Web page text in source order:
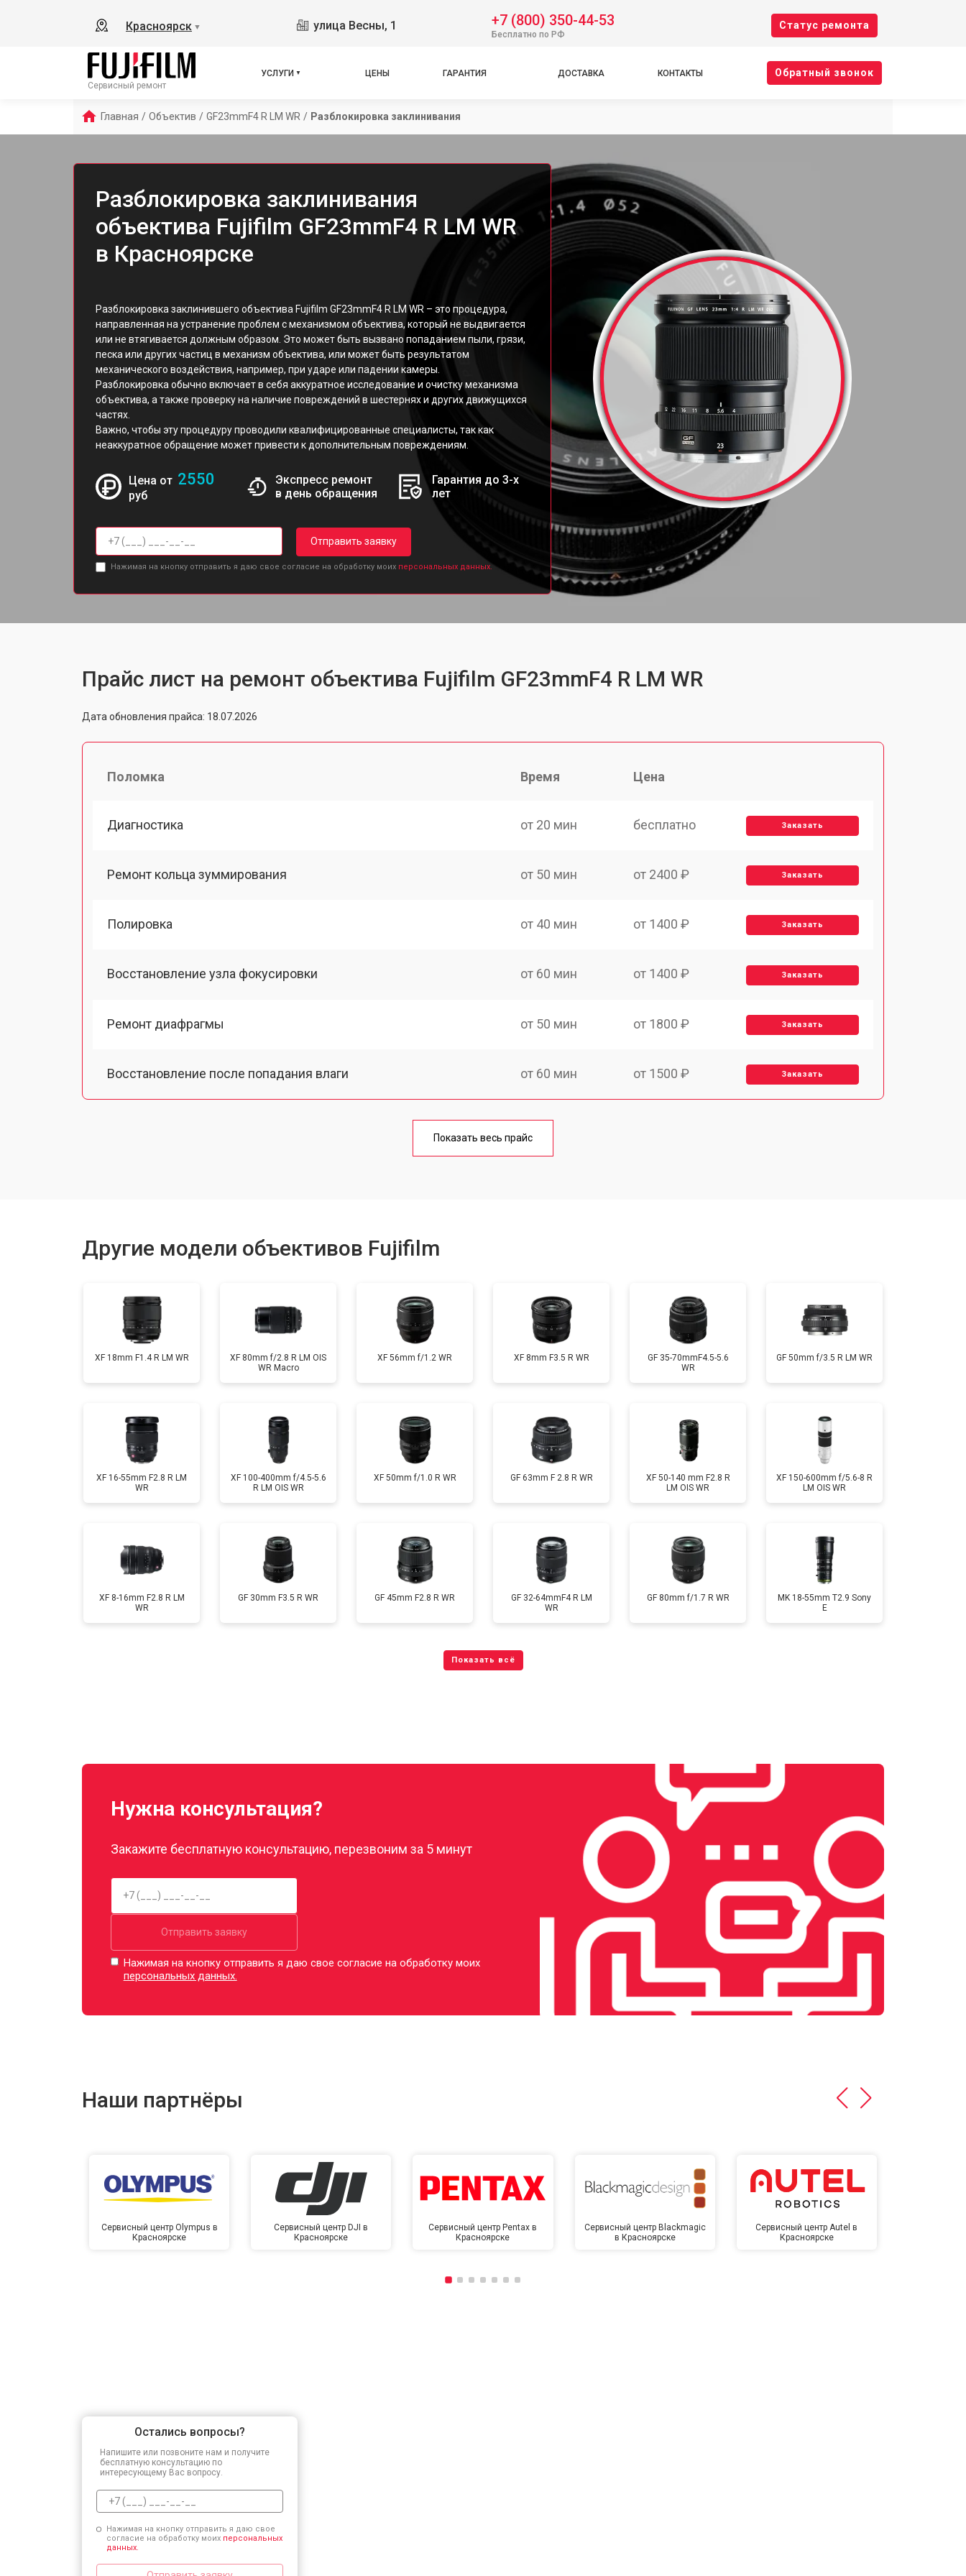
Красноярск ▼ улица Весны, 1 +7 (800) 350-44-53
Бесплатно по РФ
Cтатус ремонта
Сервисный ремонт
УСЛУГИ ЦЕНЫ ГАРАНТИЯ ДОСТАВКА КОНТАКТЫ Oбратный звонок
Главная / Объектив / GF23mmF4 R LM WR / Разблокировка заклинивания
Разблокировка заклинивания
объектива Fujifilm GF23mmF4 R LM WR
в Красноярске
Разблокировка заклинившего объектива Fujifilm GF23mmF4 R LM WR – это процедура,
направленная на устранение проблем с механизмом объектива, который не выдвигается
или не втягивается должным образом. Это может быть вызвано попаданием пыли, грязи,
песка или других частиц в механизм объектива, или может быть результатом
механического воздействия, например, при ударе или падении камеры.
Разблокировка обычно включает в себя аккуратное исследование и очистку механизма
объектива, а также проверку на наличие повреждений в шестернях и других движущихся
частях.
Важно, чтобы эту процедуру проводили квалифицированные специалисты, так как
неаккуратное обращение может привести к дополнительным повреждениям.
Цена от 2550
руб
Экспресс ремонт
в день обращения
Гарантия до 3-х
лет
Отправить заявку
Нажимая на кнопку отправить я даю свое согласие на обработку моих персональных данных.
Прайс лист на ремонт объектива Fujifilm GF23mmF4 R LM WR
Дата обновления прайса: 18.07.2026
Поломка Время Цена
Диагностика от 20 мин бесплатно Заказать
Ремонт кольца зуммирования от 50 мин от 2400 ₽ Заказать
Полировка от 40 мин от 1400 ₽ Заказать
Восстановление узла фокусировки от 60 мин от 1400 ₽ Заказать
Ремонт диафрагмы от 50 мин от 1800 ₽ Заказать
Восстановление после попадания влаги от 60 мин от 1500 ₽ Заказать
от 50 мин
Показать весь прайс
Другие модели объективов Fujifilm
XF 18mm F1.4 R LM WR
XF 80mm f/2.8 R LM OIS
WR Macro
XF 56mm f/1.2 WR XF 8mm F3.5 R WR
GF 35-70mmF4.5-5.6
WR
GF 50mm f/3.5 R LM WR
XF 16-55mm F2.8 R LM
WR
XF 100-400mm f/4.5-5.6
R LM OIS WR
XF 50mm f/1.0 R WR GF 63mm F 2.8 R WR
XF 50-140 mm F2.8 R
LM OIS WR
XF 150-600mm f/5.6-8 R
LM OIS WR
XF 8-16mm F2.8 R LM
WR
GF 30mm F3.5 R WR GF 45mm F2.8 R WR
GF 32-64mmF4 R LM
WR
GF 80mm f/1.7 R WR
MK 18-55mm T2.9 Sony
E
Нужна консультация?
Закажите бесплатную консультацию, перезвоним за 5 минут
Отправить заявку
Нажимая на кнопку отправить я даю свое согласие на обработку моих
персональных данных.
Наши партнёры
Сервисный центр Olympus в
Красноярске
Сервисный центр DJI в
Красноярске
Сервисный центр Pentax в
Красноярске
Сервисный центр Blackmagic
в Красноярске
Сервисный центр Autel в
Красноярске
Остались вопросы?
Напишите или позвоните нам и получите
бесплатную консультацию по
интересующему Вас вопросу.
Нажимая на кнопку отправить я даю свое
согласие на обработку моих персональных
данных.